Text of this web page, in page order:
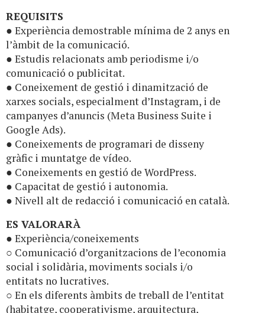
REQUISITS
● Experiència demostrable mínima de 2 anys en
l’àmbit de la comunicació.
● Estudis relacionats amb periodisme i/o
comunicació o publicitat.
● Coneixement de gestió i dinamització de
xarxes socials, especialment d’Instagram, i de
campanyes d’anuncis (Meta Business Suite i
Google Ads).
● Coneixements de programari de disseny
gràfic i muntatge de vídeo.
● Coneixements en gestió de WordPress.
● Capacitat de gestió i autonomia.
● Nivell alt de redacció i comunicació en català.
ES VALORARÀ
● Experiència/coneixements
○ Comunicació d’organitzacions de l’economia
social i solidària, moviments socials i/o
entitats no lucratives.
○ En els diferents àmbits de treball de l’entitat
(habitatge, cooperativisme, arquitectura,